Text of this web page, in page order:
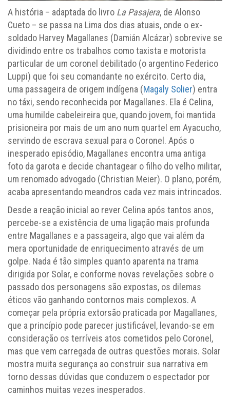
A história – adaptada do livro La Pasajera, de Alonso
Cueto – se passa na Lima dos dias atuais, onde o ex-
soldado Harvey Magallanes (Damián Alcázar) sobrevive se
dividindo entre os trabalhos como taxista e motorista
particular de um coronel debilitado (o argentino Federico
Luppi) que foi seu comandante no exército. Certo dia,
uma passageira de origem indígena (Magaly Solier) entra
no táxi, sendo reconhecida por Magallanes. Ela é Celina,
uma humilde cabeleireira que, quando jovem, foi mantida
prisioneira por mais de um ano num quartel em Ayacucho,
servindo de escrava sexual para o Coronel. Após o
inesperado episódio, Magallanes encontra uma antiga
foto da garota e decide chantagear o filho do velho militar,
um renomado advogado (Christian Meier). O plano, porém,
acaba apresentando meandros cada vez mais intrincados.
Desde a reação inicial ao rever Celina após tantos anos,
percebe-se a existência de uma ligação mais profunda
entre Magallanes e a passageira, algo que vai além da
mera oportunidade de enriquecimento através de um
golpe. Nada é tão simples quanto aparenta na trama
dirigida por Solar, e conforme novas revelações sobre o
passado dos personagens são expostas, os dilemas
éticos vão ganhando contornos mais complexos. A
começar pela própria extorsão praticada por Magallanes,
que a princípio pode parecer justificável, levando-se em
consideração os terríveis atos cometidos pelo Coronel,
mas que vem carregada de outras questões morais. Solar
mostra muita segurança ao construir sua narrativa em
torno dessas dúvidas que conduzem o espectador por
caminhos muitas vezes inesperados.